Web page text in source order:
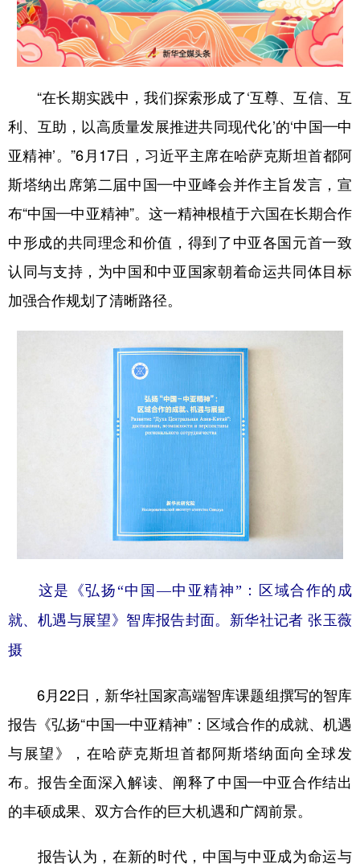
广东 广西 海南 重庆
四川 贵州 云南 西藏
多语种频道
English Español Français عربى
Русский язык 日本語 한국어
Deutsch Português
“在长期实践中，我们探索形成了‘互尊、互信、互
利、互助，以高质量发展推进共同现代化’的‘中国—中
亚精神’。”6月17日，习近平主席在哈萨克斯坦首都阿
斯塔纳出席第二届中国—中亚峰会并作主旨发言，宣
布“中国—中亚精神”。这一精神根植于六国在长期合作
中形成的共同理念和价值，得到了中亚各国元首一致
认同与支持，为中国和中亚国家朝着命运共同体目标
加强合作规划了清晰路径。
这是《弘扬“中国—中亚精神”：区域合作的成
就、机遇与展望》智库报告封面。新华社记者 张玉薇
摄
6月22日，新华社国家高端智库课题组撰写的智库
报告《弘扬“中国—中亚精神”：区域合作的成就、机遇
与展望》，在哈萨克斯坦首都阿斯塔纳面向全球发
布。报告全面深入解读、阐释了中国—中亚合作结出
的丰硕成果、双方合作的巨大机遇和广阔前景。
报告认为，在新的时代，中国与中亚成为命运与